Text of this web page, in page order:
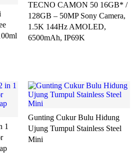
TECNO CAMON 50 16GB* /
128GB – 50MP Sony Camera,
1.5K 144Hz AMOLED,
6500mAh, IP69K
1
Gunting Cukur Bulu Hidung
Ujung Tumpul Stainless Steel
Mini